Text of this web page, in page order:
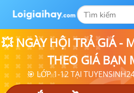
💥 NGÀY HỘI TRẢ GIÁ -
THEO GIÁ BẠN
🎯 LỚP 1-12 TẠI